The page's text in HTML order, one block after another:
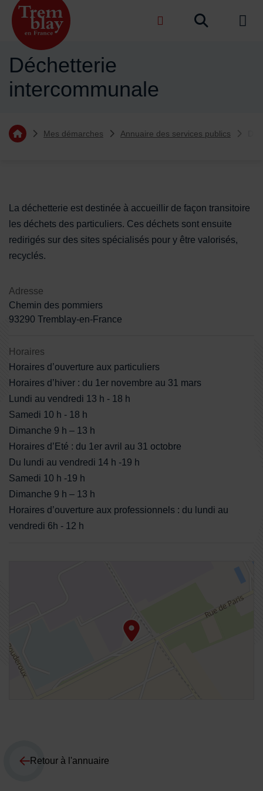
Menu de raccourcis
Accueil ville de Tremblay-en-France de
Déchetterie
intercommunale
Vous êtes ici :
Retourner à l'accueil
Mes démarches Annuaire des services publics
Contenu de la fiche d'annuaire
La déchetterie est destinée à accueillir de façon transitoire
les déchets des particuliers. Ces déchets sont ensuite
redirigés sur des sites spécialisés pour y être valorisés,
recyclés.
Adresse
Chemin des pommiers
93290 Tremblay-en-France
Horaires
Horaires d’ouverture aux particuliers
Horaires d’hiver : du 1er novembre au 31 mars
Lundi au vendredi 13 h - 18 h
Samedi 10 h - 18 h
Dimanche 9 h – 13 h
Horaires d’Eté : du 1er avril au 31 octobre
Du lundi au vendredi 14 h -19 h
Samedi 10 h -19 h
Dimanche 9 h – 13 h
Horaires d’ouverture aux professionnels : du lundi au
vendredi 6h - 12 h
Retour à l'annuaire